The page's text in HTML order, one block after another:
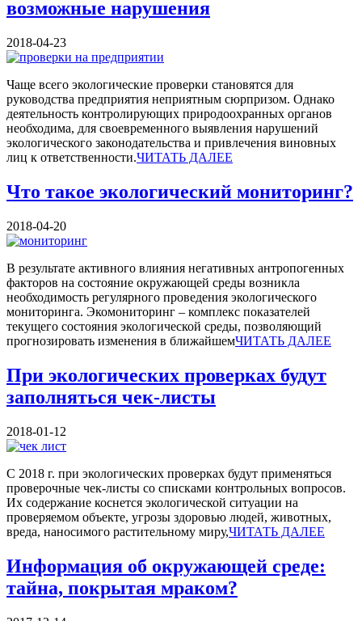
возможные нарушения
2018-04-23
Чаще всего экологические проверки становятся для
руководства предприятия неприятным сюрпризом. Однако
деятельность контролирующих природоохранных органов
необходима, для своевременного выявления нарушений
экологического законодательства и привлечения виновных
лиц к ответственности.ЧИТАТЬ ДАЛЕЕ
Что такое экологический мониторинг?
2018-04-20
В результате активного влияния негативных антропогенных
факторов на состояние окружающей среды возникла
необходимость регулярного проведения экологического
мониторинга. Экомониторинг – комплекс показателей
текущего состояния экологической среды, позволяющий
прогнозировать изменения в ближайшемЧИТАТЬ ДАЛЕЕ
При экологических проверках будут
заполняться чек-листы
2018-01-12
С 2018 г. при экологических проверках будут применяться
проверочные чек-листы со списками контрольных вопросов.
Их содержание коснется экологической ситуации на
проверяемом объекте, угрозы здоровью людей, животных,
вреда, наносимого растительному миру,ЧИТАТЬ ДАЛЕЕ
Информация об окружающей среде:
тайна, покрытая мраком?